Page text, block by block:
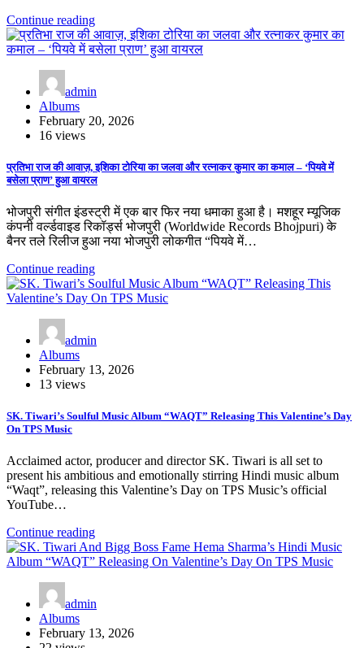
Continue reading
admin
Albums
February 20, 2026
16 views
प्रतिभा राज की आवाज़, इशिका टोरिया का जलवा और रत्नाकर कुमार का कमाल – ‘पियवे में
बसेला प्राण’ हुआ वायरल
भोजपुरी संगीत इंडस्ट्री में एक बार फिर नया धमाका हुआ है। मशहूर म्यूजिक
कंपनी वर्ल्डवाइड रिकॉर्ड्स भोजपुरी (Worldwide Records Bhojpuri) के
बैनर तले रिलीज हुआ नया भोजपुरी लोकगीत “पियवे में…
Continue reading
admin
Albums
February 13, 2026
13 views
SK. Tiwari’s Soulful Music Album “WAQT” Releasing This Valentine’s Day
On TPS Music
Acclaimed actor, producer and director SK. Tiwari is all set to
present his ambitious and emotionally stirring Hindi music album
“Waqt”, releasing this Valentine’s Day on TPS Music’s official
YouTube…
Continue reading
admin
Albums
February 13, 2026